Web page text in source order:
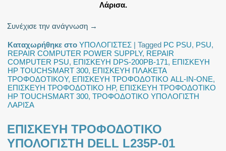
Λάρισα.
Συνέχισε την ανάγνωση →
Καταχωρήθηκε στο ΥΠΟΛΟΓΙΣΤΕΣ |Tagged PC PSU, PSU,
REPAIR COMPUTER POWER SUPPLY, REPAIR
COMPUTER PSU, ΕΠΙΣΚΕΥΗ DPS-200PB-171, ΕΠΙΣΚΕΥΗ
HP TOUCHSMART 300, ΕΠΙΣΚΕΥΗ ΠΛΑΚΕΤΑ
ΤΡΟΦΟΔΟΤΙΚΟΥ, ΕΠΙΣΚΕΥΗ ΤΡΟΦΟΔΟΤΙΚΟ ALL-IN-ONE,
ΕΠΙΣΚΕΥΗ ΤΡΟΦΟΔΟΤΙΚΟ HP, ΕΠΙΣΚΕΥΗ ΤΡΟΦΟΔΟΤΙΚΟ
HP TOUCHSMART 300,ΤΡΟΦΟΔΟΤΙΚΟ ΥΠΟΛΟΓΙΣΤΗ
ΛΑΡΙΣΑ
ΕΠΙΣΚΕΥΗ ΤΡΟΦΟΔΟΤΙΚΟ
ΥΠΟΛΟΓΙΣΤΗ DELL L235P-01